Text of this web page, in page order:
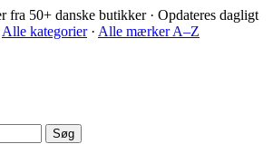
fra 50+ danske butikker · Opdateres dagligt
Alle kategorier· Alle mærker A–Z
Søg